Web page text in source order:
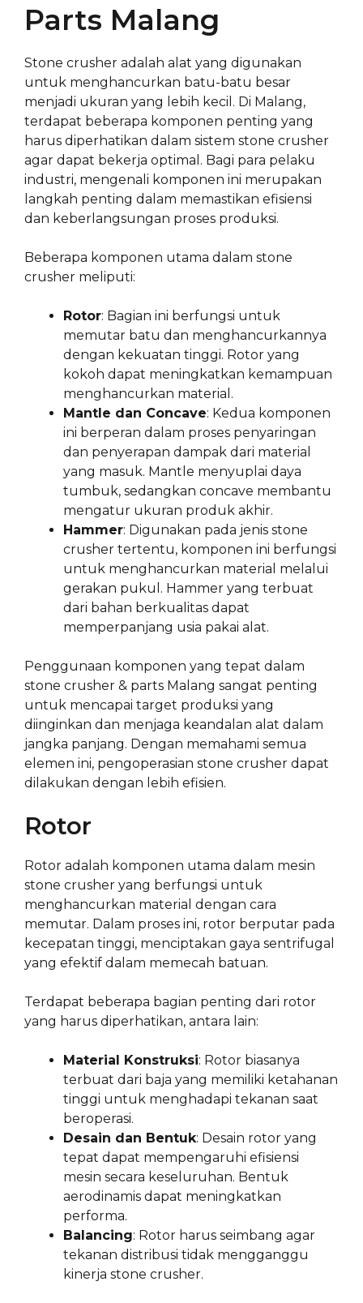
Parts Malang
Stone crusher adalah alat yang digunakan
untuk menghancurkan batu-batu besar
menjadi ukuran yang lebih kecil. Di Malang,
terdapat beberapa komponen penting yang
harus diperhatikan dalam sistem stone crusher
agar dapat bekerja optimal. Bagi para pelaku
industri, mengenali komponen ini merupakan
langkah penting dalam memastikan efisiensi
dan keberlangsungan proses produksi.
Beberapa komponen utama dalam stone
crusher meliputi:
Rotor: Bagian ini berfungsi untuk
memutar batu dan menghancurkannya
dengan kekuatan tinggi. Rotor yang
kokoh dapat meningkatkan kemampuan
menghancurkan material.
Mantle dan Concave: Kedua komponen
ini berperan dalam proses penyaringan
dan penyerapan dampak dari material
yang masuk. Mantle menyuplai daya
tumbuk, sedangkan concave membantu
mengatur ukuran produk akhir.
Hammer: Digunakan pada jenis stone
crusher tertentu, komponen ini berfungsi
untuk menghancurkan material melalui
gerakan pukul. Hammer yang terbuat
dari bahan berkualitas dapat
memperpanjang usia pakai alat.
Penggunaan komponen yang tepat dalam
stone crusher & parts Malang sangat penting
untuk mencapai target produksi yang
diinginkan dan menjaga keandalan alat dalam
jangka panjang. Dengan memahami semua
elemen ini, pengoperasian stone crusher dapat
dilakukan dengan lebih efisien.
Rotor
Rotor adalah komponen utama dalam mesin
stone crusher yang berfungsi untuk
menghancurkan material dengan cara
memutar. Dalam proses ini, rotor berputar pada
kecepatan tinggi, menciptakan gaya sentrifugal
yang efektif dalam memecah batuan.
Terdapat beberapa bagian penting dari rotor
yang harus diperhatikan, antara lain:
Material Konstruksi: Rotor biasanya
terbuat dari baja yang memiliki ketahanan
tinggi untuk menghadapi tekanan saat
beroperasi.
Desain dan Bentuk: Desain rotor yang
tepat dapat mempengaruhi efisiensi
mesin secara keseluruhan. Bentuk
aerodinamis dapat meningkatkan
performa.
Balancing: Rotor harus seimbang agar
tekanan distribusi tidak mengganggu
kinerja stone crusher.